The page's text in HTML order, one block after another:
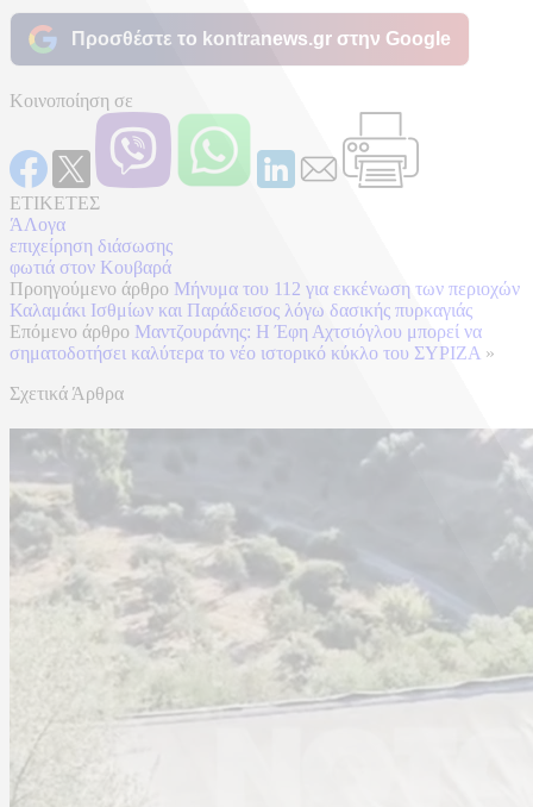
Προσθέστε το kontranews.gr στην Google
Κοινοποίηση σε
ΕΤΙΚΕΤΕΣ
ΆΛογα
επιχείρηση διάσωσης
φωτιά στον Κουβαρά
Προηγούμενο άρθρο Μήνυμα του 112 για εκκένωση των περιοχών
Καλαμάκι Ισθμίων και Παράδεισος λόγω δασικής πυρκαγιάς
Επόμενο άρθρο Μαντζουράνης: Η Έφη Αχτσιόγλου μπορεί να
σηματοδοτήσει καλύτερα το νέο ιστορικό κύκλο του ΣΥΡΙΖΑ »
Σχετικά Άρθρα